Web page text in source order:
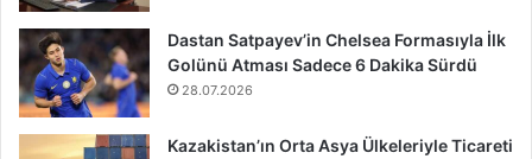
Dastan Satpayev’in Chelsea Formasıyla İlk
Golünü Atması Sadece 6 Dakika Sürdü
28.07.2026
Kazakistan’ın Orta Asya Ülkeleriyle Ticareti